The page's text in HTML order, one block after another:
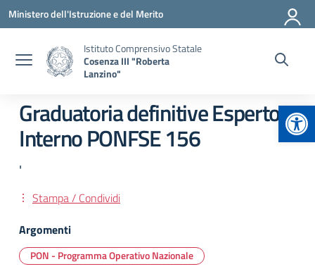
Vai ai contenuti
Vai al menu di navigazione
Vai al footer
Ministero dell'Istruzione e del Merito
Istituto Comprensivo Statale
Cosenza III "Roberta
Lanzino"
Graduatoria definitive Esperto
Interno PONFSE 156
'
Stampa / Condividi
Argomenti
PON - Programma Operativo Nazionale